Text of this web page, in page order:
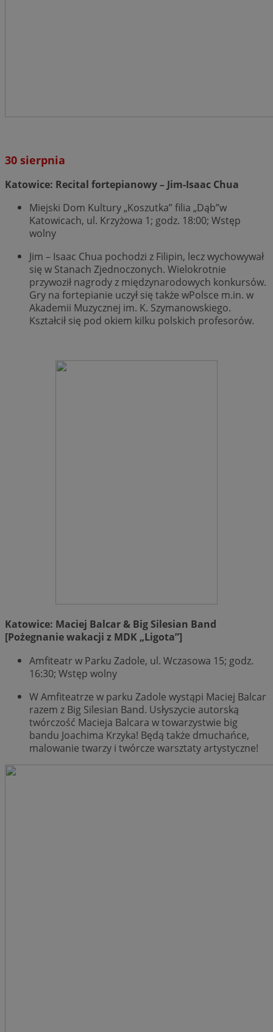
30 sierpnia
Katowice: Recital fortepianowy – Jim-Isaac Chua
Miejski Dom Kultury „Koszutka” filia „Dąb”w
Katowicach, ul. Krzyżowa 1; godz. 18:00; Wstęp
wolny
Jim – Isaac Chua pochodzi z Filipin, lecz wychowywał
się w Stanach Zjednoczonych. Wielokrotnie
przywoził nagrody z międzynarodowych konkursów.
Gry na fortepianie uczył się także wPolsce m.in. w
Akademii Muzycznej im. K. Szymanowskiego.
Kształcił się pod okiem kilku polskich profesorów.
Katowice: Maciej Balcar & Big Silesian Band
[Pożegnanie wakacji z MDK „Ligota”]
Amfiteatr w Parku Zadole, ul. Wczasowa 15; godz.
16:30; Wstęp wolny
W Amfiteatrze w parku Zadole wystąpi Maciej Balcar
razem z Big Silesian Band. Usłyszycie autorską
twórczość Macieja Balcara w towarzystwie big
bandu Joachima Krzyka! Będą także dmuchańce,
malowanie twarzy i twórcze warsztaty artystyczne!